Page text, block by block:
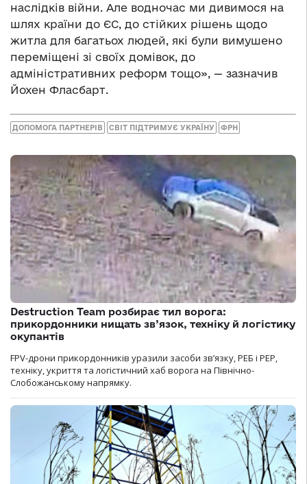
наслідків війни. Але водночас ми дивимося на
шлях країни до ЄС, до стійких рішень щодо
житла для багатьох людей, які були вимушено
переміщені зі своїх домівок, до
адміністративних реформ тощо», — зазначив
Йохен Фласбарт.
ДОПОМОГА ПАРТНЕРІВ СВІТ ПІДТРИМУЄ УКРАЇНУ ФРН
Destruction Team розбирає тил ворога:
прикордонники нищать зв’язок, техніку й логістику
окупантів
FPV-дрони прикордонників уразили засоби зв’язку, РЕБ і РЕР,
техніку, укриття та логістичний хаб ворога на Північно-
Слобожанському напрямку.